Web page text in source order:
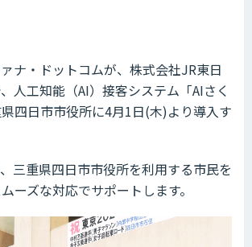
ナ・ドットコムが、株式会社JR東日
人工知能（AI）接客システム「AIさく
四日市市役所に4月1日(木)より導入す
三重県四日市市役所を利用する市民を
ーズな対応でサポートします。